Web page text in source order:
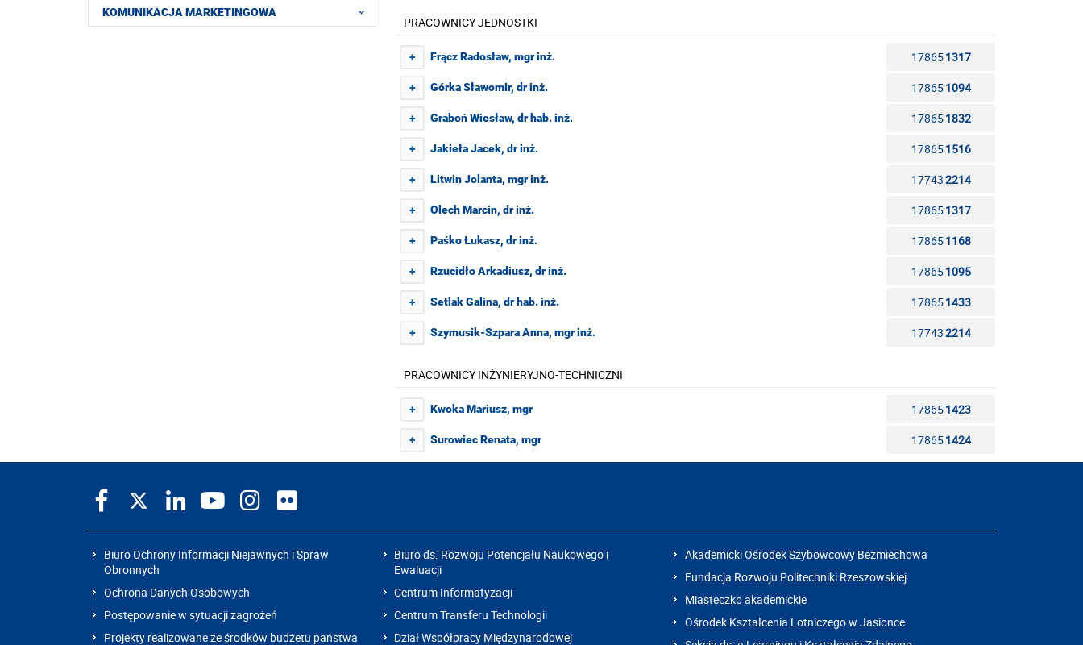
PRACOWNICY JEDNOSTKI
+ Frącz Radosław, mgr inż. 178651317
+ Górka Sławomir, dr inż. 178651094
+ Graboń Wiesław, dr hab. inż. 178651832
+ Jakieła Jacek, dr inż. 178651516
+ Litwin Jolanta, mgr inż. 177432214
+ Olech Marcin, dr inż. 178651317
+ Paśko Łukasz, dr inż. 178651168
+ Rzucidło Arkadiusz, dr inż. 178651095
+ Setlak Galina, dr hab. inż. 178651433
+ Szymusik-Szpara Anna, mgr inż. 177432214
PRACOWNICY INŻYNIERYJNO-TECHNICZNI
+ Kwoka Mariusz, mgr 178651423
+ Surowiec Renata, mgr 178651424
KOMUNIKACJA MARKETINGOWA
Biuro Ochrony Informacji Niejawnych i Spraw
Obronnych
Ochrona Danych Osobowych
Postępowanie w sytuacji zagrożeń
Projekty realizowane ze środków budżetu państwa
Biuro ds. Rozwoju Potencjału Naukowego i
Ewaluacji
Centrum Informatyzacji
Centrum Transferu Technologii
Dział Współpracy Międzynarodowej
Akademicki Ośrodek Szybowcowy Bezmiechowa
Fundacja Rozwoju Politechniki Rzeszowskiej
Miasteczko akademickie
Ośrodek Kształcenia Lotniczego w Jasionce